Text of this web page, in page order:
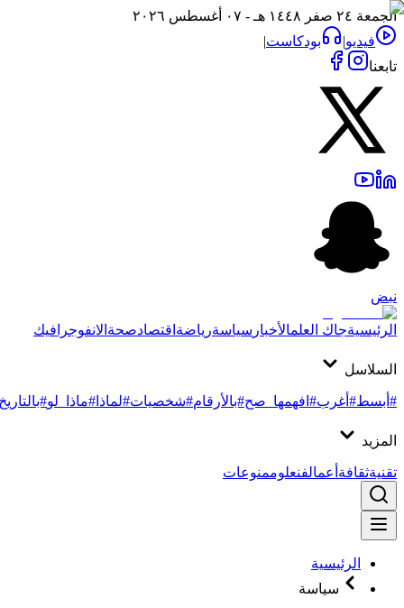
الجمعة ٢٤ صفر ١٤٤٨ هـ - ٠٧ أغسطس ٢٠٢٦
فيديو| بودكاست|
تابعنا
نبض
الرئيسيةجاك العلمالأخبار سياسةرياضةاقتصادصحةالانفوجرافيك
السلاسل
#أبسط#أغرب#افهمها_صح#بالأرقام#شخصيات#لماذا #ماذا_لو#بالتاريخ
المزيد
تقنيةثقافةأعمالفنعلوممنوعات
الرئيسية
سياسة